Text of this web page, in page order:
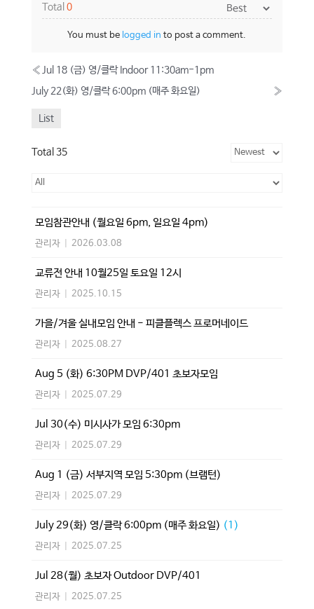
Total 0
You must be logged in to post a comment.
« Jul 18 (금) 영/클락 Indoor 11:30am-1pm
July 22(화) 영/클락 6:00pm (매주 화요일)
»
List
Total 35
모임참관안내 (월요일 6pm, 일요일 4pm)
관리자 2026.03.08
교류전 안내 10월25일 토요일 12시
관리자 2025.10.15
가을/겨울 실내모임 안내 - 피클플렉스 프로머네이드
관리자 2025.08.27
Aug 5 (화) 6:30PM DVP/401 초보자모임
관리자 2025.07.29
Jul 30(수) 미시사가 모임 6:30pm
관리자 2025.07.29
Aug 1 (금) 서부지역 모임 5:30pm (브램턴)
관리자 2025.07.29
July 29(화) 영/클락 6:00pm (매주 화요일) (1)
관리자 2025.07.25
Jul 28(월) 초보자 Outdoor DVP/401
관리자 2025.07.25